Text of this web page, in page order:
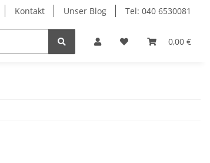
Kontakt Unser Blog Tel: 040 6530081
0,00 €